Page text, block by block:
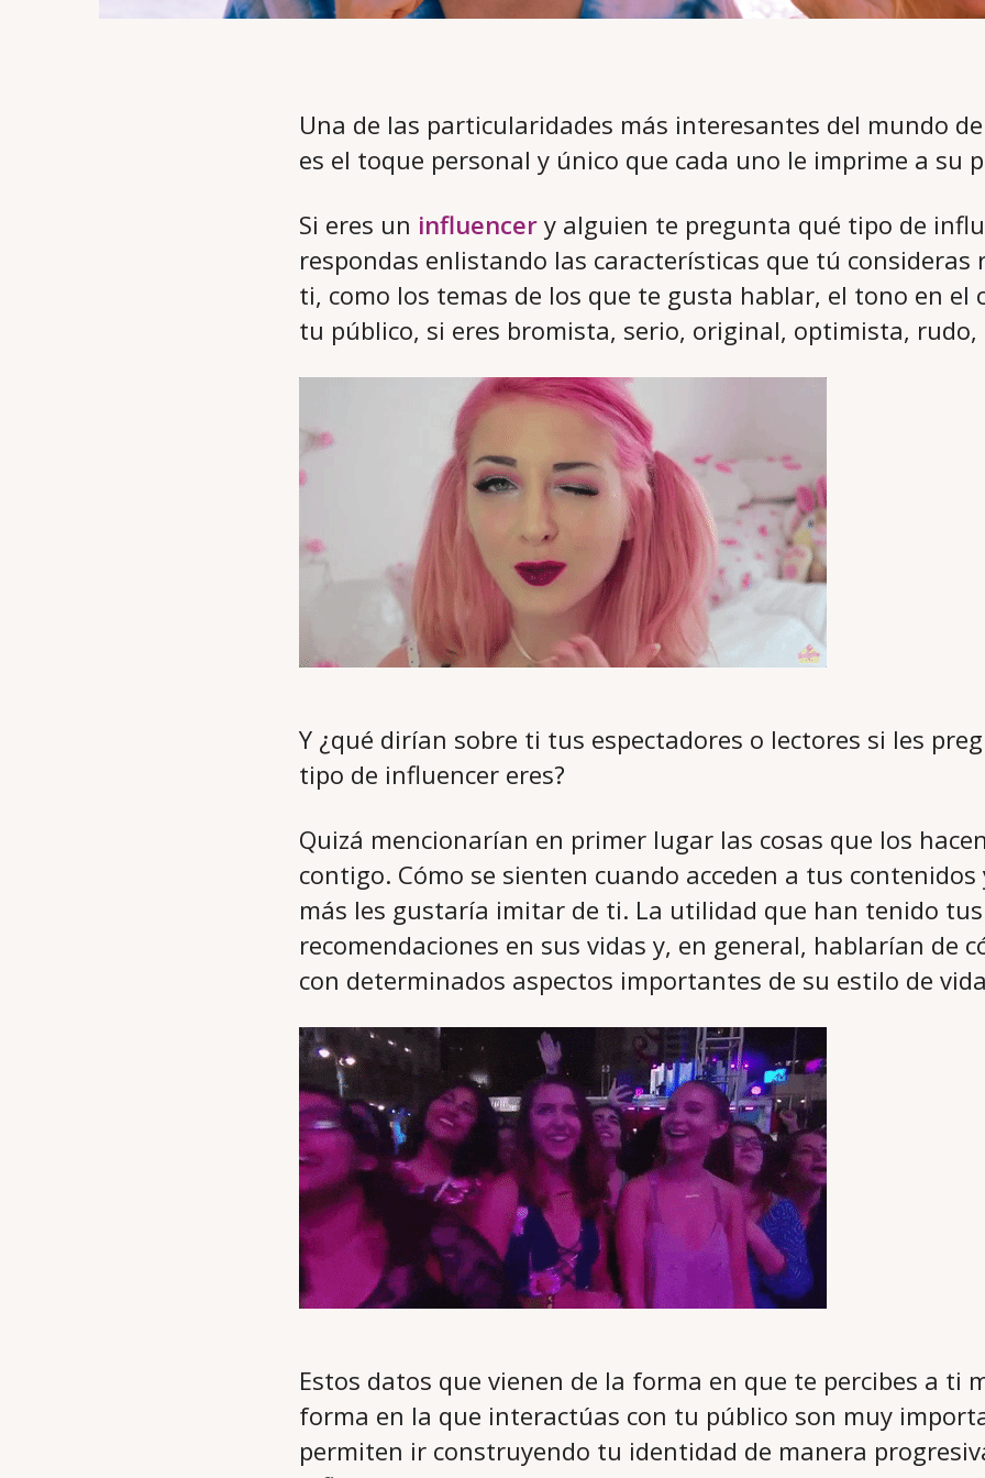
Una de las particularidades más interesantes del mundo
es el toque personal y único que cada uno le imprime a su
Si eres un influencer y alguien te pregunta qué tipo de
respondas enlistando las características que tú consideras
ti, como los temas de los que te gusta hablar, el tono en el
tu público, si eres bromista, serio, original, optimista,
Y ¿qué dirían sobre ti tus espectadores o lectores si les
tipo de influencer eres?
Quizá mencionarían en primer lugar las cosas que los
contigo. Cómo se sienten cuando acceden a tus contenidos
más les gustaría imitar de ti. La utilidad que han tenido tus
recomendaciones en sus vidas y, en general, hablarían de
con determinados aspectos importantes de su estilo de
Estos datos que vienen de la forma en que te percibes a ti
forma en la que interactúas con tu público son muy
permiten ir construyendo tu identidad de manera